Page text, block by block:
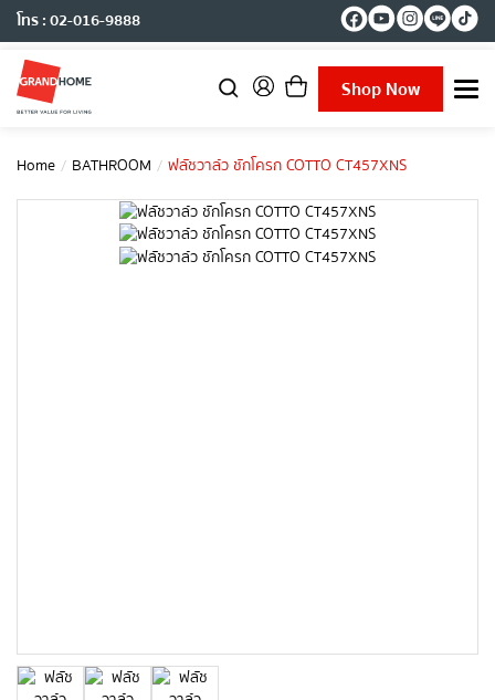
โทร : 02-016-9888
Shop Now
T
e
Home BATHROOM ฟลัชวาล์ว ชักโครก COTTO CT457XNS